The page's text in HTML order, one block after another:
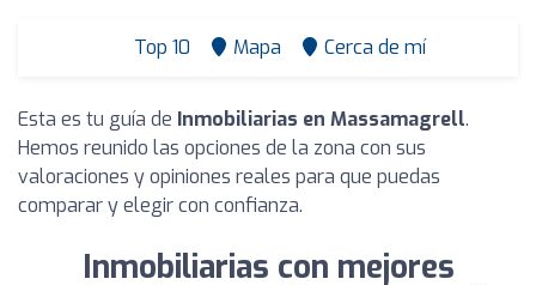
Top 10 Mapa Cerca de mí
Esta es tu guía de Inmobiliarias en Massamagrell.
Hemos reunido las opciones de la zona con sus
valoraciones y opiniones reales para que puedas
comparar y elegir con confianza.
Inmobiliarias con mejores